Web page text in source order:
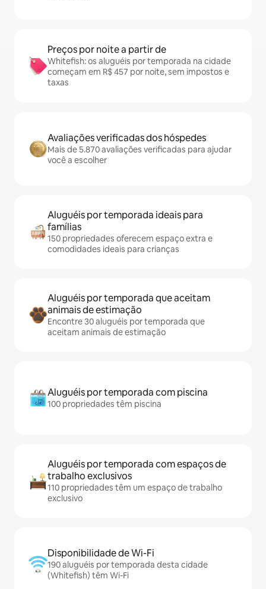
Preços por noite a partir de
Whitefish: os aluguéis por temporada na cidade
começam em R$ 457 por noite, sem impostos e
taxas
Avaliações verificadas dos hóspedes
Mais de 5.870 avaliações verificadas para ajudar
você a escolher
Aluguéis por temporada ideais para
famílias
150 propriedades oferecem espaço extra e
comodidades ideais para crianças
Aluguéis por temporada que aceitam
animais de estimação
Encontre 30 aluguéis por temporada que
aceitam animais de estimação
Aluguéis por temporada com piscina
100 propriedades têm piscina
Aluguéis por temporada com espaços de
trabalho exclusivos
110 propriedades têm um espaço de trabalho
exclusivo
Disponibilidade de Wi-Fi
190 aluguéis por temporada desta cidade
(Whitefish) têm Wi-Fi